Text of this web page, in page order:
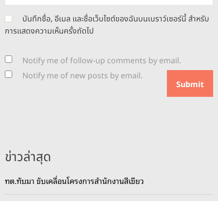
บันทึกชื่อ, อีเมล และชื่อเว็บไซต์ของฉันบนเบราว์เซอร์นี้ สำหรับ
การแสดงความเห็นครั้งถัดไป
Notify me of follow-up comments by email.
Notify me of new posts by email.
ข่าวล่าสุด
ทต.ทับมา ขับเคลื่อนโครงการสำนักงานสีเขียว